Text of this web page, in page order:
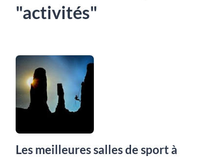
"activités"
Les meilleures salles de sport à